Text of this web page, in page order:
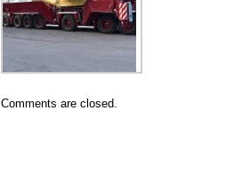
Comments are closed.